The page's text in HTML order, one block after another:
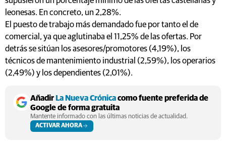
leonesas. En concreto, un 2,28%.
El puesto de trabajo más demandado fue por tanto el de
comercial, ya que aglutinaba el 11,25% de las ofertas. Por
detrás se sitúan los asesores/promotores (4,19%), los
técnicos de mantenimiento industrial (2,59%), los operarios
(2,49%) y los dependientes (2,01%).
AñadirLa Nueva Crónicacomo fuente preferida de
Google de forma gratuita
Mantente informado con las últimas noticias de actualidad.
ACTIVAR AHORA